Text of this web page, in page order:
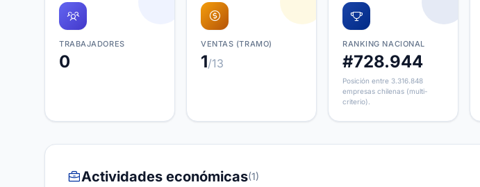
TRABAJADORES
0
VENTAS (TRAMO)
1/13
RANKING NACIONAL
#728.944
Posición entre 3.316.848
empresas chilenas (multi-
criterio).
Actividades económicas(1)